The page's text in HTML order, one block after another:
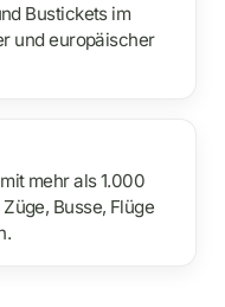
Bustickets im
und europäischer
mehr als 1.000
Busse, Flüge